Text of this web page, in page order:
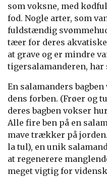
som voksne, med
fod. Nogle arter, som
fuldstændig
tæer for deres
at grave og er mindre
tigersalamanderen,
En salamanders
dens forben. (Frøer og
deres bagben vokser
Alle fire ben på en
mave trækker på
la tul), en unik
at regenerere
meget vigtig for